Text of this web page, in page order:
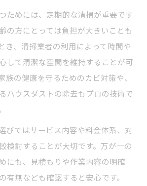
ためには、定期的な清掃が重要です
の方にとっては負担が大きいことも
き、清掃業者の利用によって時間や
して清潔な空間を維持することが可
族の健康を守るためのカビ対策や、
ハウスダストの除去もプロの技術で
びではサービス内容や料金体系、対
検討することが大切です。万が一の
にも、見積もりや作業内容の明確
有無なども確認すると安心です。